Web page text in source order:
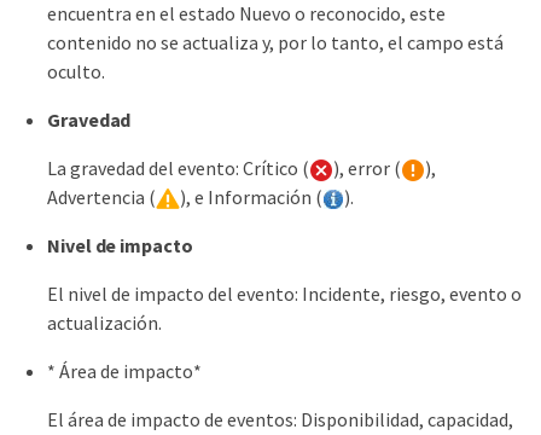
encuentra en el estado Nuevo o reconocido, este
contenido no se actualiza y, por lo tanto, el campo está
oculto.
Gravedad
La gravedad del evento: Crítico (
), error (
),
Advertencia (
), e Información ( ).
Nivel de impacto
El nivel de impacto del evento: Incidente, riesgo, evento o
actualización.
* Área de impacto*
El área de impacto de eventos: Disponibilidad, capacidad,